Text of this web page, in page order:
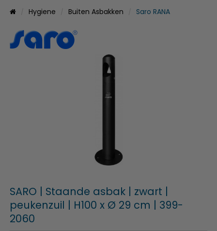
Hygiene Buiten Asbakken Saro RANA
SARO | Staande asbak | zwart |
peukenzuil | H100 x Ø 29 cm | 399-
2060